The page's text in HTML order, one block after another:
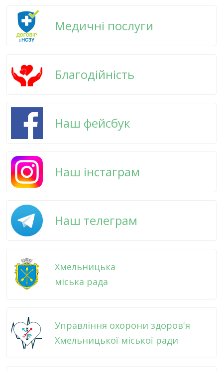
Медичні послуги
Благодійність
Наш фейсбук
Наш інстаграм
Наш телеграм
Хмельницька
міська рада
Управління охорони здоров'я
Хмельницької міської ради